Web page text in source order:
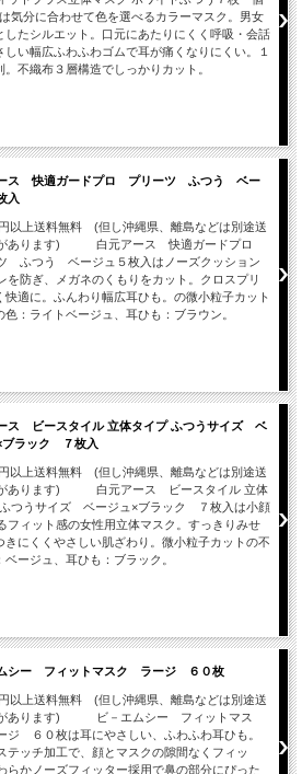
気分に合わせて色を選べるカラーマスク。男女
したシルエット。口元にあたりにくく呼吸・会話
い幅広ふわふわゴムで耳が痛くなりにくい。１
。不織布３層構造でしっかりカット。
ス 快適ガードプロ プリーツ ふつう ベー
入
以上送料無料 (但し沖縄県、離島などは別途送
あります) 白元アース 快適ガードプロ
ふつう ベージュ５枚入はノーズクッション
を防ぎ、メガネのくもりをカット。クロスプリ
適に。ふんわり幅広耳ひも。の微小粒子カット
色：ライトベージュ、耳ひも：ブラウン。
ス ビースタイル 立体タイプ ふつうサイズ ベ
ブラック ７枚入
以上送料無料 (但し沖縄県、離島などは別途送
あります) 白元アース ビースタイル 立体
つうサイズ ベージュ×ブラック ７枚入は小顔
フィット感の女性用立体マスク。すっきりみせ
にくくやさしい肌ざわり。微小粒子カットの不
ベージュ、耳ひも：ブラック。
シー フィットマスク ラージ ６０枚
以上送料無料 (但し沖縄県、離島などは別途送
あります) ビ－エムシー フィットマス
６０枚は耳にやさしい、ふわふわ耳ひも。
テッチ加工で、顔とマスクの隙間なくフィッ
らかノーズフィッター採用で鼻の部分にぴった